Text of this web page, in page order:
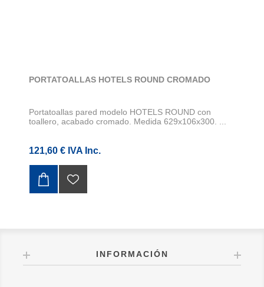
PORTATOALLAS HOTELS ROUND CROMADO
Portatoallas pared modelo HOTELS ROUND con
toallero, acabado cromado. Medida 629x106x300. ...
121,60 € IVA Inc.
INFORMACIÓN